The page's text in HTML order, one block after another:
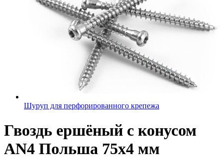
Шуруп для перфорированного крепежа
Гвоздь ершёный с конусом
AN4 Польша 75х4 мм